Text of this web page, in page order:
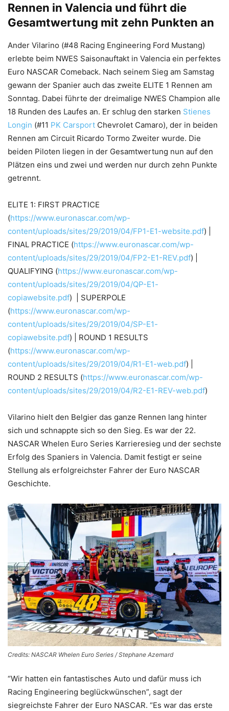
Rennen in Valencia und führt die
Gesamtwertung mit zehn Punkten an
Ander Vilarino (#48 Racing Engineering Ford Mustang)
erlebte beim NWES Saisonauftakt in Valencia ein perfektes
Euro NASCAR Comeback. Nach seinem Sieg am Samstag
gewann der Spanier auch das zweite ELITE 1 Rennen am
Sonntag. Dabei führte der dreimalige NWES Champion alle
18 Runden des Laufes an. Er schlug den starken Stienes
Longin (#11 PK Carsport Chevrolet Camaro), der in beiden
Rennen am Circuit Ricardo Tormo Zweiter wurde. Die
beiden Piloten liegen in der Gesamtwertung nun auf den
Plätzen eins und zwei und werden nur durch zehn Punkte
getrennt.
ELITE 1: FIRST PRACTICE
(https://www.euronascar.com/wp-
content/uploads/sites/29/2019/04/FP1-E1-website.pdf) |
FINAL PRACTICE (https://www.euronascar.com/wp-
content/uploads/sites/29/2019/04/FP2-E1-REV.pdf) |
QUALIFYING (https://www.euronascar.com/wp-
content/uploads/sites/29/2019/04/QP-E1-
copiawebsite.pdf) | SUPERPOLE
(https://www.euronascar.com/wp-
content/uploads/sites/29/2019/04/SP-E1-
copiawebsite.pdf) | ROUND 1 RESULTS
(https://www.euronascar.com/wp-
content/uploads/sites/29/2019/04/R1-E1-web.pdf) |
ROUND 2 RESULTS (https://www.euronascar.com/wp-
content/uploads/sites/29/2019/04/R2-E1-REV-web.pdf)
Vilarino hielt den Belgier das ganze Rennen lang hinter
sich und schnappte sich so den Sieg. Es war der 22.
NASCAR Whelen Euro Series Karrieresieg und der sechste
Erfolg des Spaniers in Valencia. Damit festigt er seine
Stellung als erfolgreichster Fahrer der Euro NASCAR
Geschichte.
Credits: NASCAR Whelen Euro Series / Stephane Azemard
“Wir hatten ein fantastisches Auto und dafür muss ich
Racing Engineering beglückwünschen”, sagt der
siegreichste Fahrer der Euro NASCAR. “Es war das erste